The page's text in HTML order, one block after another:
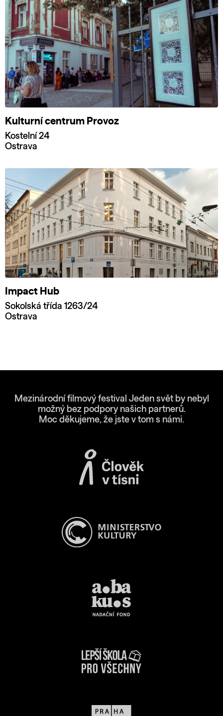
Kulturní centrum Provoz
Kostelní 24
Ostrava
Impact Hub
Sokolská třída 1263/24
Ostrava
Mezinárodní filmový festival Jeden svět by nebyl
možný bez podpory našich partnerů.
Moc děkujeme, že jste v tom s námi.